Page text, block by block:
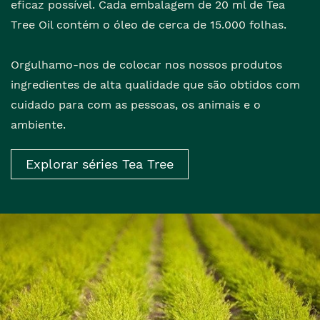
eficaz possível. Cada embalagem de 20 ml de Tea
Tree Oil contém o óleo de cerca de 15.000 folhas.
Orgulhamo-nos de colocar nos nossos produtos
ingredientes de alta qualidade que são obtidos com
cuidado para com as pessoas, os animais e o
ambiente.
Explorar séries Tea Tree